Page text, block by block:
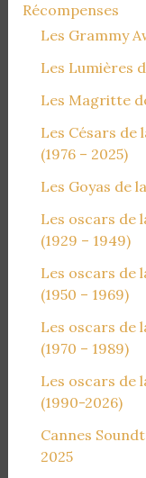
Récompenses
Les Grammy
Les Lumières
Les Magritte
Les Césars de
(1976 – 2025)
Les Goyas de
Les oscars de
(1929 – 1949)
Les oscars de
(1950 – 1969)
Les oscars de
(1970 – 1989)
Les oscars de
(1990-2026)
Cannes
2025